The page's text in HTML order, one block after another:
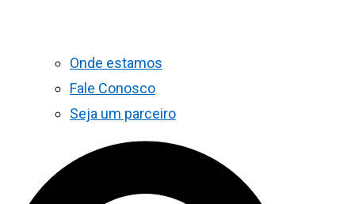
Onde estamos
Fale Conosco
Seja um parceiro